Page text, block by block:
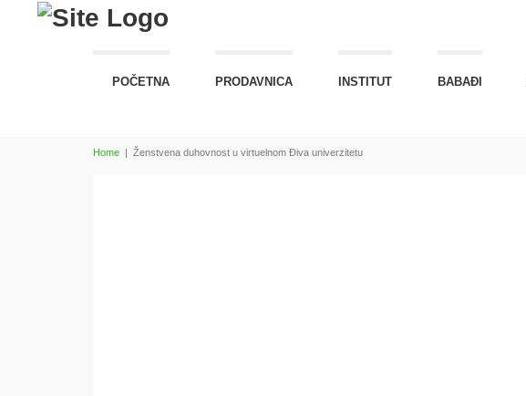
POČETNA PRODAVNICA INSTITUT BABAĐI
Home | Ženstvena duhovnost u virtuelnom Điva univerzitetu